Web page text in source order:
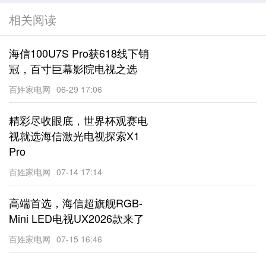
相关阅读
海信100U7S Pro获618线下销
冠，百寸巨幕影院电视之选
百姓家电网 06-29 17:06
精彩尽收眼底，世界杯观赛电
视就选海信激光电视探索X1
Pro
百姓家电网 07-14 17:14
高端首选，海信超旗舰RGB-
Mini LED电视UX2026款来了
百姓家电网 07-15 16:46